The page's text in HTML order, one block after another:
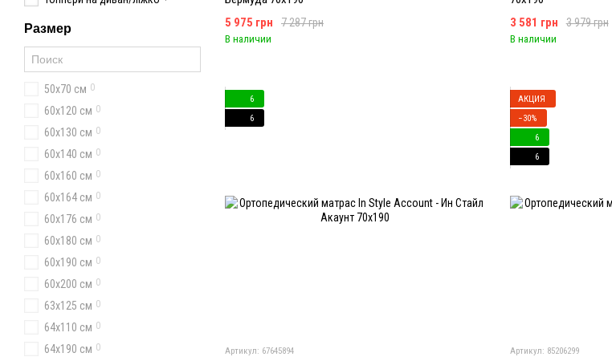
7 287 грн
5 975 грн
В наличии
3 979 грн
3 581 грн
В наличии
6
6
Артикул: 67645894
АКЦИЯ
−30%
6
6
Артикул: 85206299
Размер
50х70 см 0
60x120 см 0
60х130 см 0
60x140 см 0
60х160 см 0
60x164 см 0
60х176 см 0
60х180 см 0
60х190 см 0
60x200 см 0
63x125 см 0
64x110 см 0
64x190 см 0